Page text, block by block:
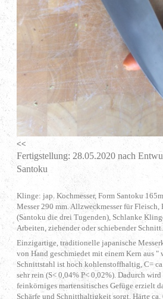
<<
Fertigstellung: 28.05.2020 nach
Santoku
Klinge: jap. Kochmesser, Form Santoku
Messer 290 mm. Allzweckmesser für Fleisch,
(Santoku die drei Tugenden), Schlanke
Arbeiten, ziehender oder schiebender Schnitt.
Einzigartige, traditionelle japanische
von Hand geschmiedet mit einem Kern aus "
Schnittstahl ist hoch kohlenstoffhaltig, C=
sehr rein (S< 0,04% P< 0,02%). Dadurch
feinkörniges martensitisches Gefüge erzielt
Schärfe und Schnitthaltigkeit sorgt. Härte